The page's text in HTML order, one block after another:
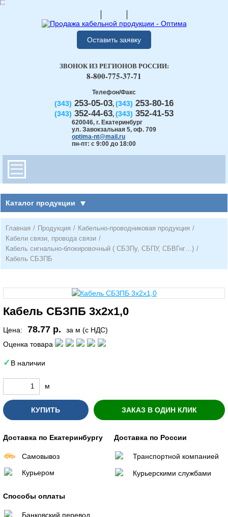
Оставить заявку
Телефон/Факс
(343) 253-05-03, (343) 253-80-16
(343) 352-44-63, (343) 352-41-53
620046, г. Екатеринбург
ул. Завокзальная 5, оф. 709
optima-nt@mail.ru
пн-пт: с 9:00 до 18:00
ЗВОНОК ИЗ РЕГИОНОВ РОССИИ:
8-800-775-37-71
Каталог продукции
Главная / Продукция / Кабельно-проводниковая продукция /
Кабели связи, провода связи /
Кабель сигнально-блокировочный ( СБЗПу, СБПУ, СБВГнг…) /
Кабель СБЗПБ
Кабель СБЗПБ 3х2х1,0
Цена: 78.77 р.
за м (с НДС)
Оценка товара
В наличии
м
КУПИТЬ ЗАКАЗ В ОДИН КЛИК
Доставка по Екатеринбургу
Самовывоз
Курьером
Доставка по России
Транспортной компанией
Курьерскими службами
Способы оплаты
Банковский перевод